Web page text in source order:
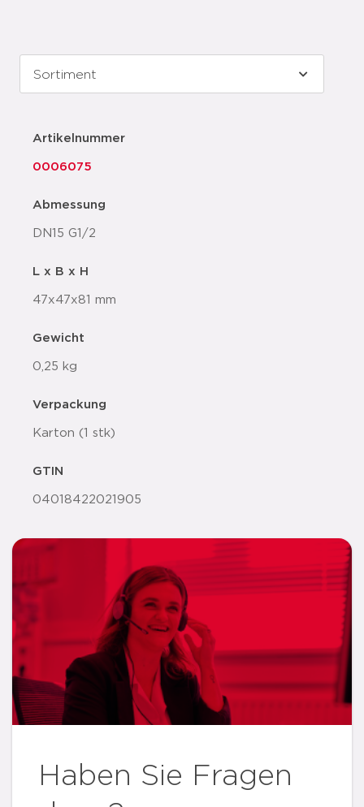
Artikelnummer
0006075
Abmessung
DN15 G1/2
L x B x H
47x47x81 mm
Gewicht
0,25 kg
Verpackung
Karton (1 stk)
GTIN
04018422021905
Haben Sie Fragen